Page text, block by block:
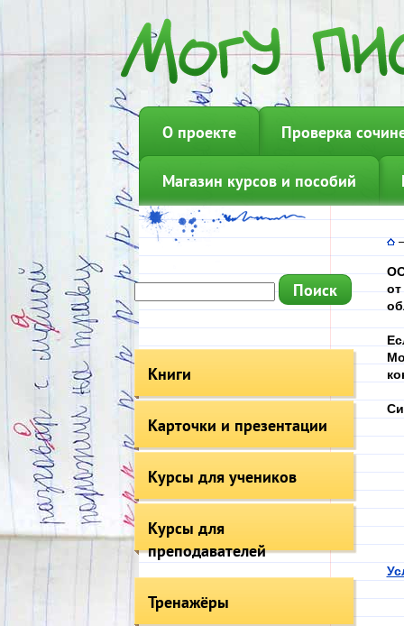
О проекте Проверка
Магазин курсов и пособий
Книги
Карточки и презентации
Курсы для учеников
Курсы для
преподавателей
Тренажёры